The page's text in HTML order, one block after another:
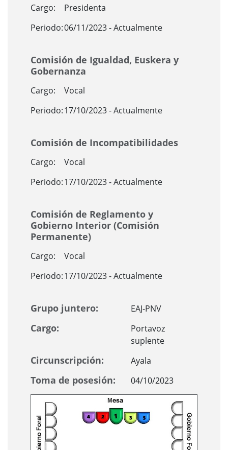
Cargo:
Presidenta
Periodo:06/11/2023 - Actualmente
Comisión de Igualdad, Euskera y
Gobernanza
Cargo:
Vocal
Periodo:17/10/2023 - Actualmente
Comisión de Incompatibilidades
Cargo:
Vocal
Periodo:17/10/2023 - Actualmente
Comisión de Reglamento y
Gobierno Interior (Comisión
Permanente)
Cargo:
Vocal
Periodo:17/10/2023 - Actualmente
Grupo juntero: EAJ-PNV
Cargo:
Portavoz
suplente
Circunscripción: Ayala
Toma de posesión: 04/10/2023